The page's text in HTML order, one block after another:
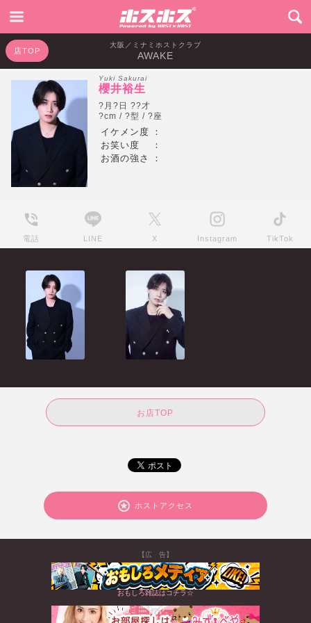
大阪／ミナミホストクラブ
AWAKE
店TOP
Yuki Sakurai
櫻井裕生
?月?日 ??才
?cm / ?型 / ?座
イケメン度
：
お笑い度
：
お酒の強さ
：
電話 LINE X Instagram TikTok
お店TOP
ホストアクセス
【広 告】
おもしろ雑誌はコチラ☆